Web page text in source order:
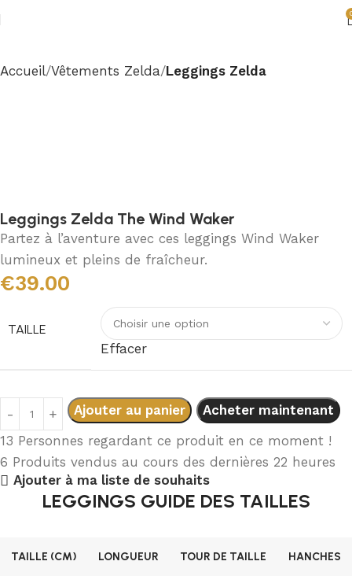
Accueil Vêtements Zelda Leggings Zelda
Leggings Zelda The Wind Waker
Partez à l’aventure avec ces leggings Wind Waker
lumineux et pleins de fraîcheur.
€39.00
TAILLE
Effacer
Ajouter au panier
Acheter maintenant
13 Personnes regardant ce produit en ce moment !
6 Produits vendus au cours des dernières 22 heures
Ajouter à ma liste de souhaits
LEGGINGS GUIDE DES TAILLES
TAILLE (CM) LONGUEUR TOUR DE TAILLE HANCHES